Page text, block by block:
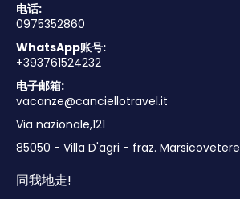
电话:
0975352860
WhatsApp账号:
+393761524232
电子邮箱:
vacanze@canciellotravel.it
Via nazionale,121
85050 - Villa D'agri - fraz. Marsicovetere
同我地走!